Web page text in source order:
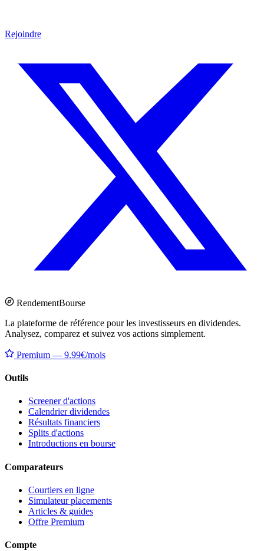
Rejoindre
RendementBourse
La plateforme de référence pour les investisseurs en dividendes.
Analysez, comparez et suivez vos actions simplement.
Premium — 9.99€/mois
Outils
Screener d'actions
Calendrier dividendes
Résultats financiers
Splits d'actions
Introductions en bourse
Comparateurs
Courtiers en ligne
Simulateur placements
Articles & guides
Offre Premium
Compte